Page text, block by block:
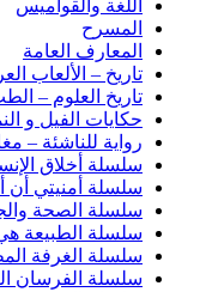
اللغة والقواميس
المسرح
المعارف العامة
تاريخ – الألعاب
تاريخ العلوم –
حكايات الفيل و
رواية للناشئة –
سلسلة أخلاق
سلسلة أمنيتي أن
سلسلة الصحة
سلسلة الطبيعة
سلسلة الغرفة
سلسلة الفرسان